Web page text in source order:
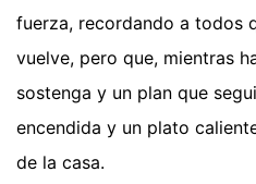
fuerza, recordando a todos
vuelve, pero que, mientras
sostenga y un plan que
encendida y un plato
de la casa.